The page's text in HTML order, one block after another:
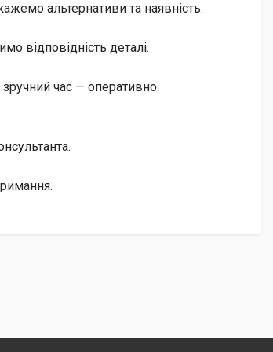
альтернативи та наявність.
відповідність деталі.
час — оперативно